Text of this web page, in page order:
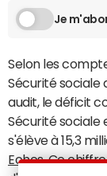
Je
Selon les
Sécurité sociale
audit, le déficit
Sécurité sociale
s'élève à 15,3
Echos. Ce